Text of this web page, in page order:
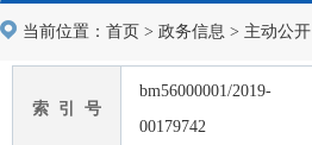
当前位置： 首页 > 政务信息 > 主动公开
索 引 号
bm56000001/2019-
00179742